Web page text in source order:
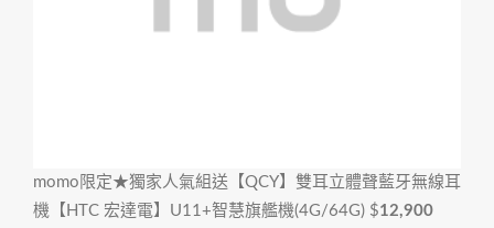
momo限定★獨家人氣組送【QCY】雙耳立體聲藍牙無線耳
機【HTC 宏達電】U11+智慧旗艦機(4G/64G) $12,900